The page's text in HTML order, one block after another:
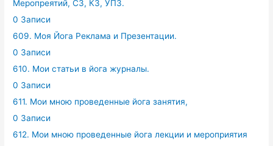
Меропреятий, СЗ, КЗ, УПЗ.
0 Записи
609. Моя Йога Реклама и Презентации.
0 Записи
610. Мои статьи в йога журналы.
0 Записи
611. Мои мною проведенные йога занятия,
0 Записи
612. Мои мною проведенные йога лекции и мероприятия